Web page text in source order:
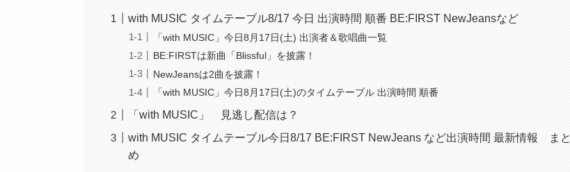
with MUSIC タイムテーブル8/17 今日 出演時間 順番 BE:FIRST NewJeansなど
「with MUSIC」今日8月17日(土) 出演者＆歌唱曲一覧
BE:FIRSTは新曲「Blissful」を披露！
NewJeansは2曲を披露！
「with MUSIC」今日8月17日(土)のタイムテーブル 出演時間 順番
「with MUSIC」 見逃し配信は？
with MUSIC タイムテーブル今日8/17 BE:FIRST NewJeans など出演時間 最新情報 まと
め